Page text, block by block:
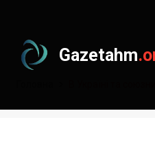
Gazetahm
В Україні та